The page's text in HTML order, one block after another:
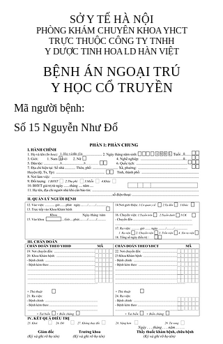
SỞ Y TẾ HÀ NỘI
PHÒNG KHÁM CHUYÊN KHOA YHCT
TRỰC THUỘC CÔNG TY TNHH
Y DƯỢC TINH HOA LD HÀN VIỆT
BỆNH ÁN NGOẠI TRÚ
Y HỌC CỔ TRUYỀN
Mã người bệnh:
Số 15 Nguyễn Như Đổ
1. Họ và tên (In
hoa):
1 9 9 5
8
8
X
X